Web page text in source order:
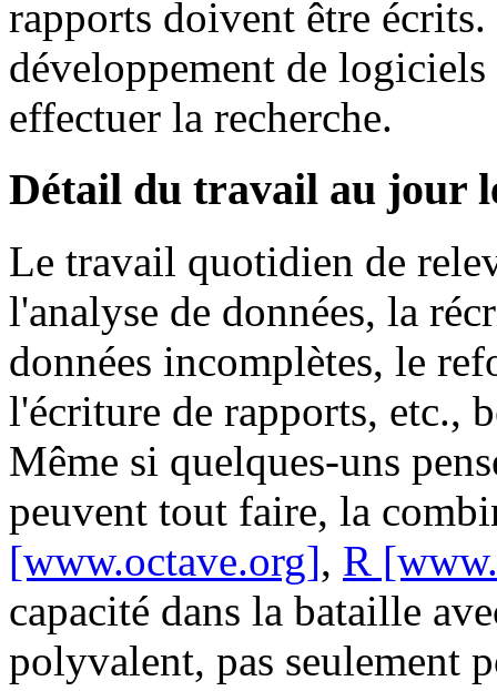
rapports doivent être
développement de
effectuer la recherche.
Détail du travail au jour
Le travail quotidien de
l'analyse de données, la
données incomplètes, le
l'écriture de rapports, etc.,
Même si quelques-uns
peuvent tout faire, la
[www.octave.org], R
capacité dans la bataille
polyvalent, pas seulement